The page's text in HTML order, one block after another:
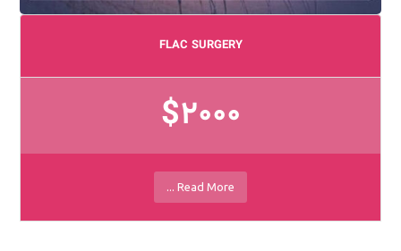
FLAC SURGERY
$2000
Read More ...